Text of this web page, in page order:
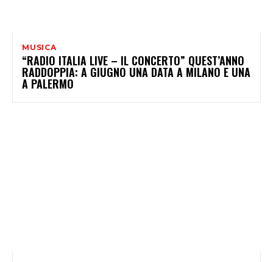
MUSICA
“RADIO ITALIA LIVE – IL CONCERTO” QUEST’ANNO
RADDOPPIA: A GIUGNO UNA DATA A MILANO E UNA
A PALERMO